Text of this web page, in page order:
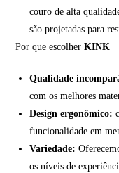
couro de alta
são projetadas para
Por que escolherKINK
Qualidade
com os melhores
Design ergonômico:
funcionalidade em
Variedade:
os níveis de